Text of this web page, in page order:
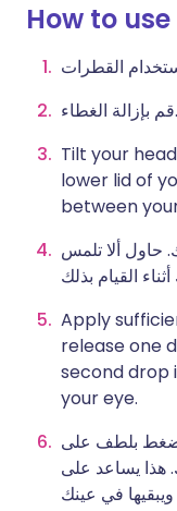
How to
قم بإزالة الغطاء.
Tilt your
lower lid of
between
حاول ألا تلمس
Apply
release one
second drop
your eye.
بلطف على
هذا يساعد على